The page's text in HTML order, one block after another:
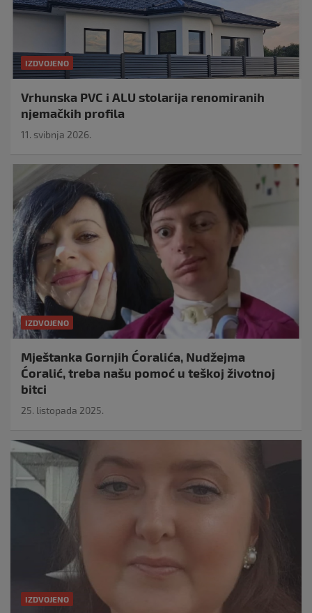
IZDVOJENO
Vrhunska PVC i ALU stolarija renomiranih
njemačkih profila
11. svibnja 2026.
IZDVOJENO
Mještanka Gornjih Ćoralića, Nudžejma
Ćoralić, treba našu pomoć u teškoj životnoj
bitci
25. listopada 2025.
IZDVOJENO